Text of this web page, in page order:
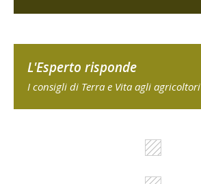
L'Esperto risponde
I consigli di Terra e Vita agli agricoltori